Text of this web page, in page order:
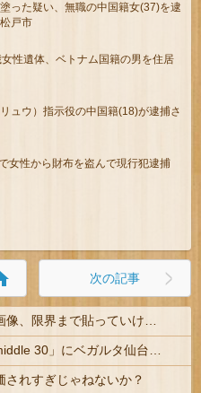
った疑い、無職の中国籍女(37)を逮
戸市
女性遺体、ベトナム国籍の男を住居
ュウ）指示役の中国籍(18)が逮捕さ
女性から財布を盗んで現行犯逮捕
次の記事
れすぎじゃねないか？